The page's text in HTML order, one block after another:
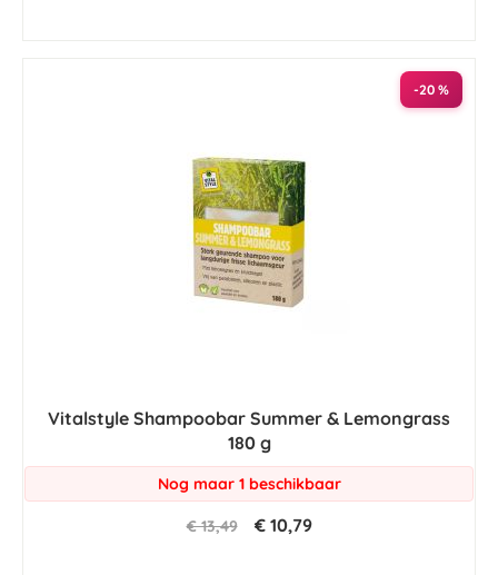
-20 %
Vitalstyle Shampoobar Summer & Lemongrass
180 g
Nog maar 1 beschikbaar
€ 13,49 € 10,79